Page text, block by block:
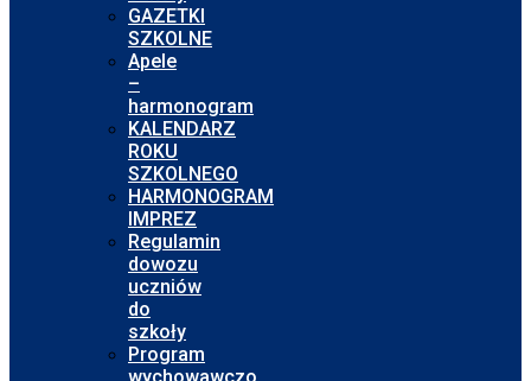
GAZETKI
SZKOLNE
Apele
–
harmonogram
KALENDARZ
ROKU
SZKOLNEGO
HARMONOGRAM
IMPREZ
Regulamin
dowozu
uczniów
do
szkoły
Program